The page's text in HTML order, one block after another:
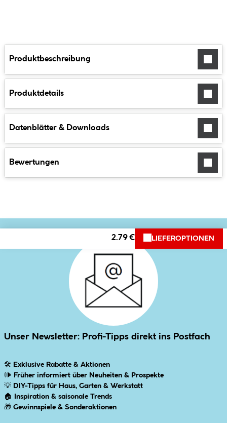
Produktbeschreibung
Produktdetails
Datenblätter & Downloads
Bewertungen
2.79 € LIEFEROPTIONEN
Unser Newsletter: Profi-Tipps direkt ins Postfach
🛠 Exklusive Rabatte & Aktionen
🕪 Früher informiert über Neuheiten & Prospekte
💡 DIY-Tipps für Haus, Garten & Werkstatt
🏠
Inspiration & saisonale Trends
🎁 Gewinnspiele & Sonderaktionen